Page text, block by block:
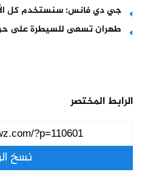
جي دي فانس: سنستخدم كل
طهران تسعى للسيطرة على
الرابط المختصر
نسخ